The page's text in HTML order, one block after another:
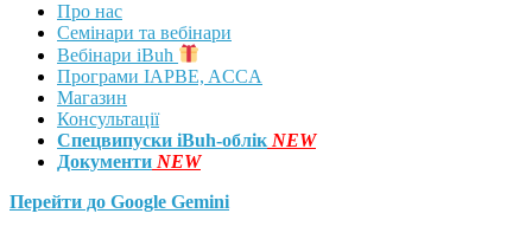
Про нас
Семінари та вебінари
Вебінари iBuh
Програми IAPBE, ACCA
Магазин
Консультації
Спецвипуски iBuh-облік NEW
Документи NEW
Перейти до Google Gemini